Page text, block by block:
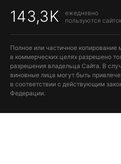
143,3K
ежедневно
пользуются
Полное или частичное копирование
в коммерческих целях разрешено
разрешения владельца Сайта. В
виновные лица могут быть
в соответствии с действующим
Федерации.